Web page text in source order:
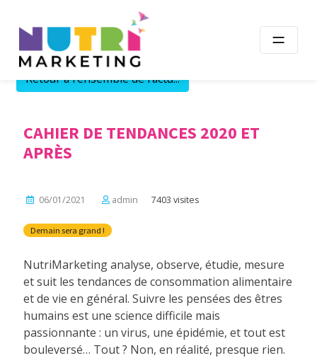
Retour à l'ensemble de l'actu...
CAHIER DE TENDANCES 2020 ET
APRÈS
06/01/2021 admin 7403 visites
Demain sera grand !
NutriMarketing analyse, observe, étudie, mesure
et suit les tendances de consommation alimentaire
et de vie en général. Suivre les pensées des êtres
humains est une science difficile mais
passionnante : un virus, une épidémie, et tout est
bouleversé… Tout ? Non, en réalité, presque rien.